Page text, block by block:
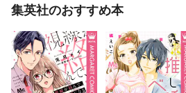
集英社のおすすめ本